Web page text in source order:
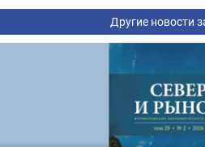
Другие новости